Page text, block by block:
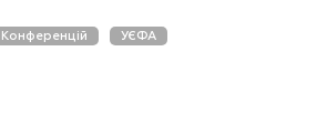
Конференцій УЄФА